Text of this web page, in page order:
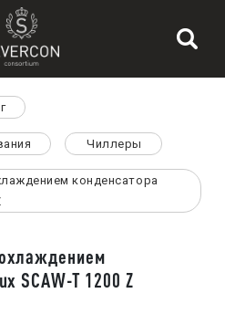
Чиллеры
конденсатора
SCAW-T 1200 Z